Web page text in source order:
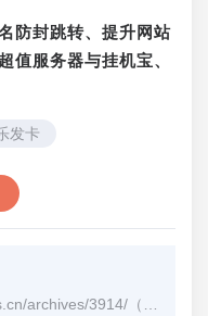
防封跳转、提升网站
值服务器与挂机宝、
发卡
archives/3914/ （转载时请注明本文出处及文章链接）